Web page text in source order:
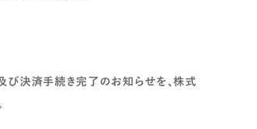
び決済手続き完了のお知らせを、株式